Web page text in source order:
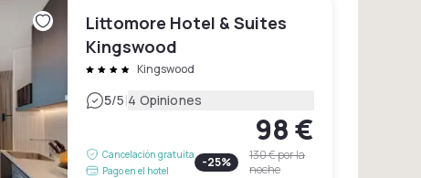
Littomore Hotel & Suites
Kingswood
Kingswood
5/5|4 Opiniones
Cancelación gratuita
Pago en el hotel
98 €
-25% 130 €por la
noche